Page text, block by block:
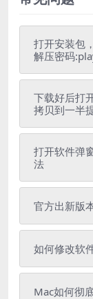
打开安装包
解压密码
下载好后打
拷贝到一半
打开软件弹
法
官方出新版
如何修改软
Mac如何彻